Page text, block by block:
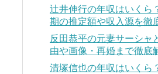
辻井伸行の年収はいくら
期の推定額や収入源を徹
反田恭平の元妻サーシャ
由や画像・再婚まで徹底
清塚信也の年収はいくら